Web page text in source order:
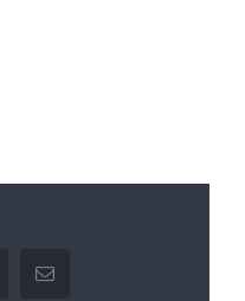
pinterestEmail